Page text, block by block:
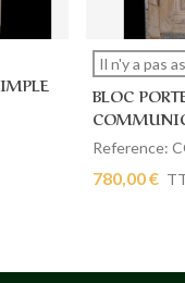
Il n'y a pas
BLOC
97 X 204
Reference:
780,00 €